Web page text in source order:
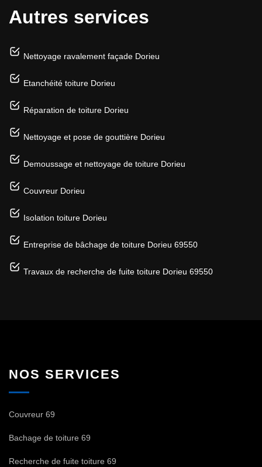
Autres services
Nettoyage ravalement façade Dorieu
Etanchéité toiture Dorieu
Réparation de toiture Dorieu
Nettoyage et pose de gouttière Dorieu
Demoussage et nettoyage de toiture Dorieu
Couvreur Dorieu
Isolation toiture Dorieu
Entreprise de bâchage de toiture Dorieu 69550
Travaux de recherche de fuite toiture Dorieu 69550
NOS SERVICES
Couvreur 69
Bachage de toiture 69
Recherche de fuite toiture 69